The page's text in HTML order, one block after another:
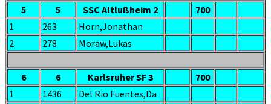
5 5 SSC Altlußheim 2
700
1
263
Horn,Jonathan
2
278 Moraw,Lukas
6 6 Karlsruher SF 3
700
1
1436
Del Rio Fuentes,Da